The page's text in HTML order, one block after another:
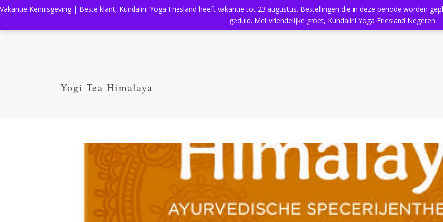
Aanbod Kundalini Yoga Massage Rooster
Yogi Tea Himalaya
Vakantie Kennisgeving | Beste klant, Kundalini Yoga Friesland heeft vakantie tot 23 augustus. Bestellingen die in deze periode worden
geduld. Met vriendelijke groet, Kundalini Yoga Friesland Negeren